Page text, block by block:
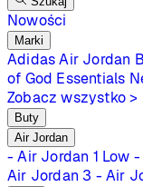
Nowości
Marki
Adidas Air Jordan
of God Essentials
Zobacz wszystko >
Buty
Air Jordan
- Air Jordan 1 Low -
Air Jordan 3 - Air